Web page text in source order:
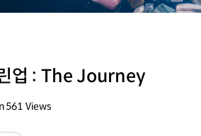
업 : The Journey
561 Views